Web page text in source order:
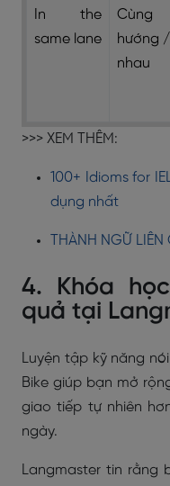
In the
same lane
hướng
nhau
>>> XEM THÊM:
100+ Idioms for
dụng nhất
THÀNH NGỮ
4. Khóa
quả tại
Luyện tập kỹ năng
Bike giúp bạn mở
giao tiếp tự nhiên
ngày.
Langmaster tin rằng